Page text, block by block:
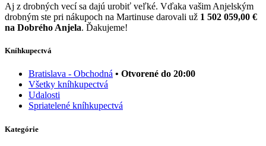
Aj z drobných vecí sa dajú urobiť veľké. Vďaka vašim Anjelským
drobným ste pri nákupoch na Martinuse darovali už 1 502 059,00 €
na Dobrého Anjela. Ďakujeme!
Kníhkupectvá
Bratislava - Obchodná • Otvorené do 20:00
Všetky kníhkupectvá
Udalosti
Spriatelené kníhkupectvá
Kategórie